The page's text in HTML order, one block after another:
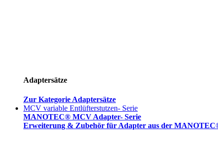
Adaptersätze
Zur Kategorie Adaptersätze
MCV variable Entlüfterstutzen- Serie
MANOTEC® MCV Adapter- Serie
Erweiterung & Zubehör für Adapter aus der